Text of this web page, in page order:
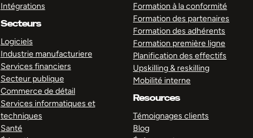
Intégrations
Secteurs
Logiciels
Industrie manufacturiere
Services financiers
Secteur publique
Commerce de détail
Services informatiques et
techniques
Santé
Formation à la conformité
Formation des partenaires
Formation des adhérents
Formation première ligne
Planification des effectifs
Upskilling & reskilling
Mobilité interne
Resources
Témoignages clients
Blog